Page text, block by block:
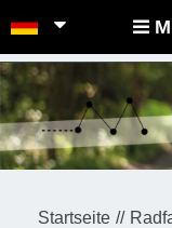
POINTS-NOEUDS
Startseite